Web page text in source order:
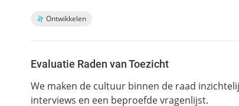
Ontwikkelen
Evaluatie Raden van Toezicht
We maken de cultuur binnen de raad
interviews en een beproefde vragenlijst.